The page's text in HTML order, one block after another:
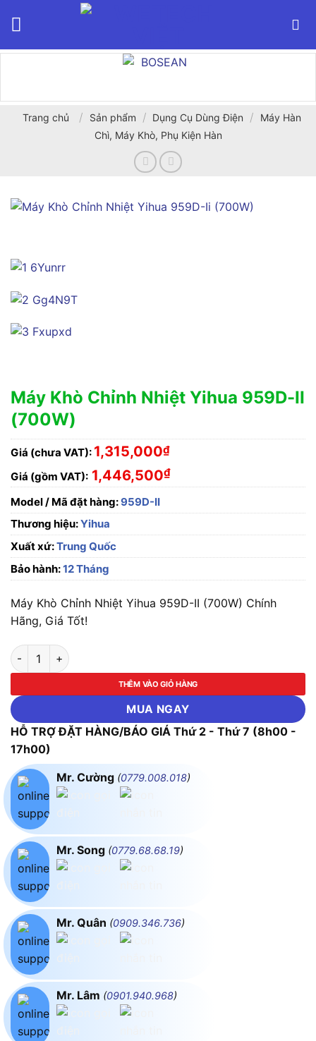
Trang chủ / Sản phẩm / Dụng Cụ Dùng Điện /
Máy Hàn
Chì, Máy Khò, Phụ Kiện Hàn
Máy Khò Chỉnh Nhiệt Yihua 959D-II
(700W)
Giá (chưa VAT): 1,315,000₫
Giá (gồm VAT): 1,446,500₫
Model / Mã đặt hàng:959D-II
Thương hiệu:Yihua
Xuất xứ:Trung Quốc
Bảo hành:12 Tháng
Máy Khò Chỉnh Nhiệt Yihua 959D-II (700W) Chính
Hãng, Giá Tốt!
Máy Khò Chỉnh Nhiệt Yihua 959D-II (700W) số lượng
THÊM VÀO GIỎ HÀNG
MUA NGAY
HỖ TRỢ ĐẶT HÀNG/BÁO GIÁ Thứ 2 - Thứ 7 (8h00 -
17h00)
Mr. Cường (0779.008.018)
Mr. Song (0779.68.68.19)
Mr. Quân (0909.346.736)
Mr. Lâm (0901.940.968)